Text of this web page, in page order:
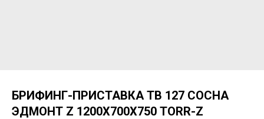
БРИФИНГ-ПРИСТАВКА TB 127 СОСНА
ЭДМОНТ Z 1200Х700Х750 TORR-Z